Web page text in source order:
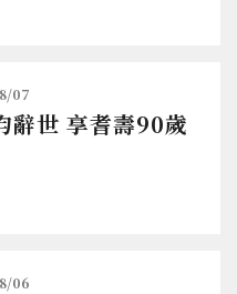
07
辭世 享耆壽90歲
06